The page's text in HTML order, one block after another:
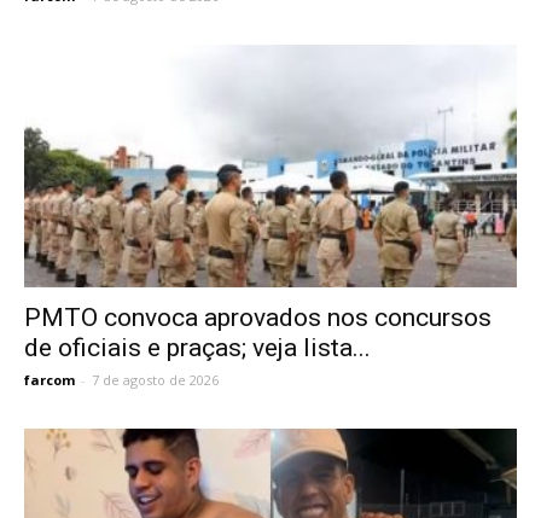
PMTO convoca aprovados nos concursos
de oficiais e praças; veja lista...
farcom - 7 de agosto de 2026